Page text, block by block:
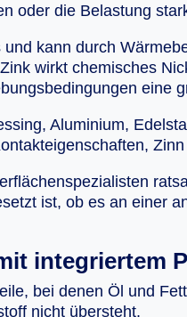
oder die Belastung
kann durch
wirkt chemisches
eine
Aluminium,
ist, ob es an einer
integriertem
bei denen Öl und
nicht übersteht.